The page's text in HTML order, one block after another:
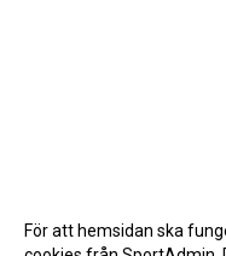
För att hemsidan ska